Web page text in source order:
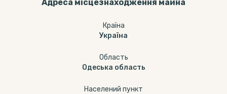
Адреса місцезнаходження майна
Країна
Україна
Область
Одеська область
Населений пункт